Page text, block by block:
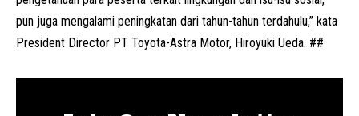
pun juga mengalami peningkatan dari tahun-tahun terdahulu,” kata
President Director PT Toyota-Astra Motor, Hiroyuki Ueda. ##